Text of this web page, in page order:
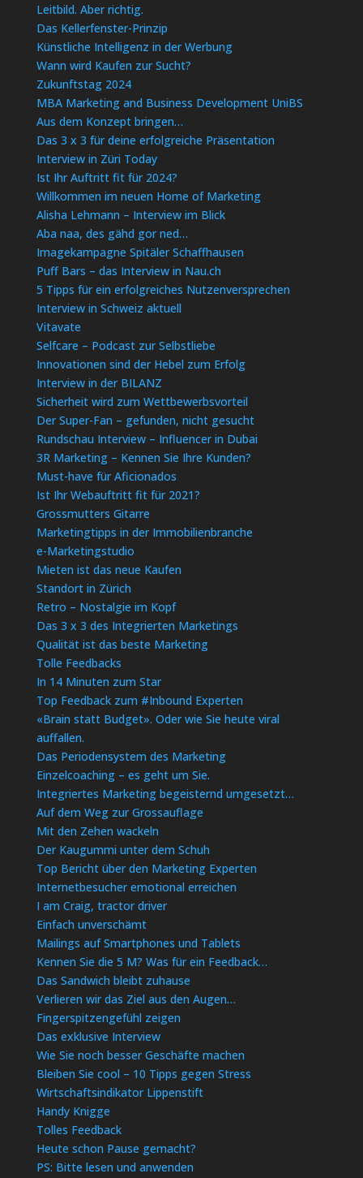
Leitbild. Aber richtig.
Das Kellerfenster-Prinzip
Künstliche Intelligenz in der Werbung
Wann wird Kaufen zur Sucht?
Zukunftstag 2024
MBA Marketing and Business Development UniBS
Aus dem Konzept bringen…
Das 3 x 3 für deine erfolgreiche Präsentation
Interview in Züri Today
Ist Ihr Auftritt fit für 2024?
Willkommen im neuen Home of Marketing
Alisha Lehmann – Interview im Blick
Aba naa, des gähd gor ned…
Imagekampagne Spitäler Schaffhausen
Puff Bars – das Interview in Nau.ch
5 Tipps für ein erfolgreiches Nutzenversprechen
Interview in Schweiz aktuell
Vitavate
Selfcare – Podcast zur Selbstliebe
Innovationen sind der Hebel zum Erfolg
Interview in der BILANZ
Sicherheit wird zum Wettbewerbsvorteil
Der Super-Fan – gefunden, nicht gesucht
Rundschau Interview – Influencer in Dubai
3R Marketing – Kennen Sie Ihre Kunden?
Must-have für Aficionados
Ist Ihr Webauftritt fit für 2021?
Grossmutters Gitarre
Marketingtipps in der Immobilienbranche
e-Marketingstudio
Mieten ist das neue Kaufen
Standort in Zürich
Retro – Nostalgie im Kopf
Das 3 x 3 des Integrierten Marketings
Qualität ist das beste Marketing
Tolle Feedbacks
In 14 Minuten zum Star
Top Feedback zum #Inbound Experten
«Brain statt Budget». Oder wie Sie heute viral
auffallen.
Das Periodensystem des Marketing
Einzelcoaching – es geht um Sie.
Integriertes Marketing begeisternd umgesetzt…
Auf dem Weg zur Grossauflage
Mit den Zehen wackeln
Der Kaugummi unter dem Schuh
Top Bericht über den Marketing Experten
Internetbesucher emotional erreichen
I am Craig, tractor driver
Einfach unverschämt
Mailings auf Smartphones und Tablets
Kennen Sie die 5 M? Was für ein Feedback…
Das Sandwich bleibt zuhause
Verlieren wir das Ziel aus den Augen…
Fingerspitzengefühl zeigen
Das exklusive Interview
Wie Sie noch besser Geschäfte machen
Bleiben Sie cool – 10 Tipps gegen Stress
Wirtschaftsindikator Lippenstift
Handy Knigge
Tolles Feedback
Heute schon Pause gemacht?
PS: Bitte lesen und anwenden